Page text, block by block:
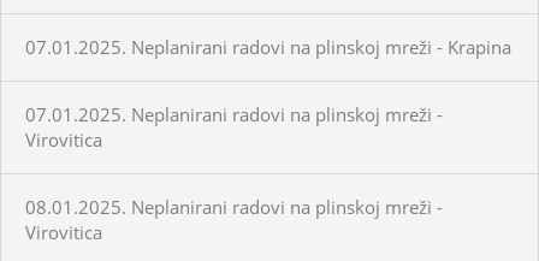
07.01.2025. Neplanirani radovi na plinskoj mreži - Krapina
07.01.2025. Neplanirani radovi na plinskoj mreži -
Virovitica
08.01.2025. Neplanirani radovi na plinskoj mreži -
Virovitica